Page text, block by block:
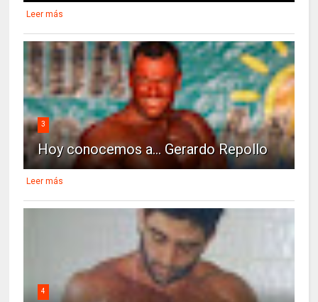
Leer más
3
Hoy conocemos a... Gerardo Repollo
Leer más
4